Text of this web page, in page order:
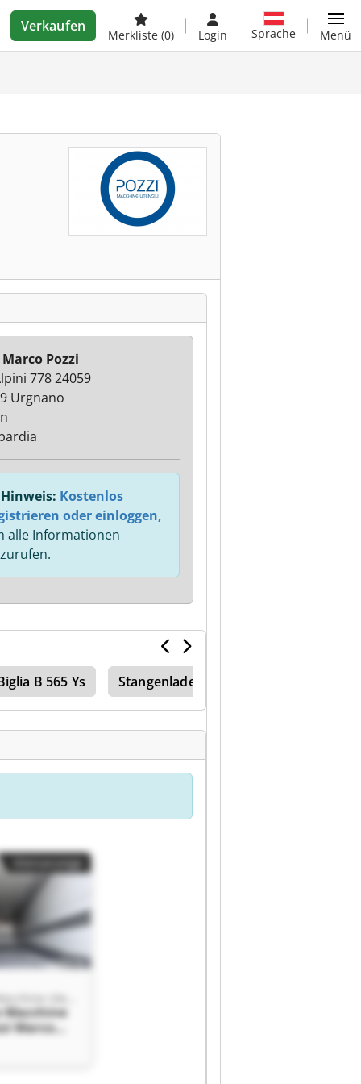
Verkaufen
Merkliste (0) Login Sprache Menü
Pozzi
778 24059
Urgnano
Kostenlos
oder einloggen,
alle Informationen
B 565 Ys Stangenlader
Macchine
Marco